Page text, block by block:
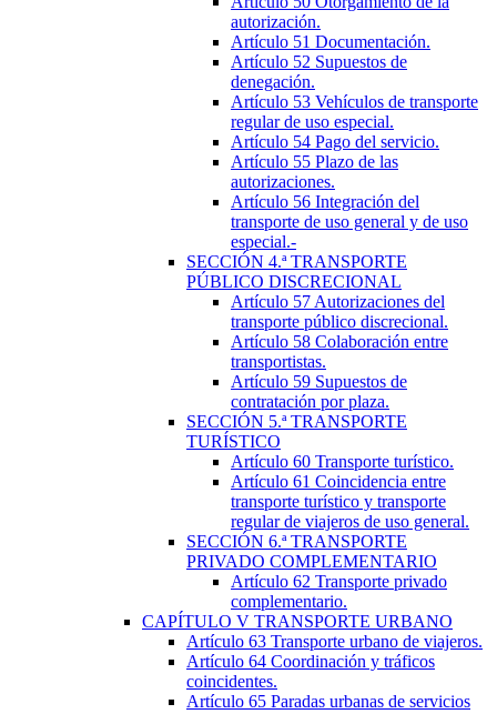
autorización.
Artículo 51 Documentación.
Artículo 52 Supuestos de
denegación.
Artículo 53 Vehículos de transporte
regular de uso especial.
Artículo 54 Pago del servicio.
Artículo 55 Plazo de las
autorizaciones.
Artículo 56 Integración del
transporte de uso general y de uso
especial.-
SECCIÓN 4.ªTRANSPORTE
PÚBLICO DISCRECIONAL
Artículo 57 Autorizaciones del
transporte público discrecional.
Artículo 58 Colaboración entre
transportistas.
Artículo 59 Supuestos de
contratación por plaza.
SECCIÓN 5.ªTRANSPORTE
TURÍSTICO
Artículo 60 Transporte turístico.
Artículo 61 Coincidencia entre
transporte turístico y transporte
regular de viajeros de uso general.
SECCIÓN 6.ªTRANSPORTE
PRIVADO COMPLEMENTARIO
Artículo 62 Transporte privado
complementario.
CAPÍTULO V TRANSPORTE URBANO
Artículo 63 Transporte urbano de viajeros.
Artículo 64 Coordinación y tráficos
coincidentes.
Artículo 65 Paradas urbanas de servicios